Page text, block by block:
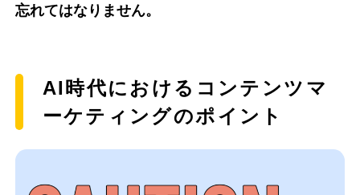
忘れてはなりません。
AI時代におけるコンテンツマ
ーケティングのポイント